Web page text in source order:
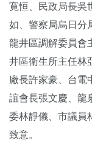
寛恒、民政局長吳
如、警察局烏日分
龍井區調解委員會
井區衛生所主任林
廠長許家豪、台電
誼會長張文慶、龍
委林靜儀、市議員
致意。